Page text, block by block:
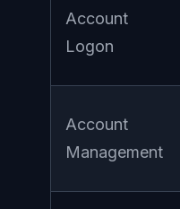
Account
Logon
Account
Management